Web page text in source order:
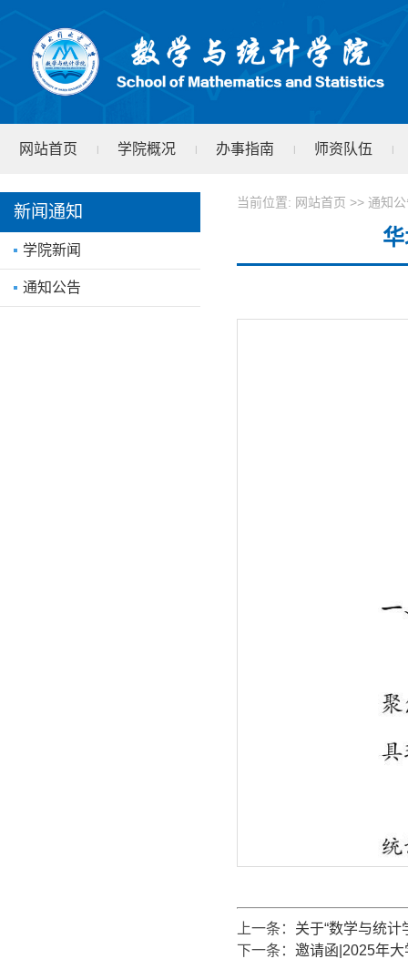
网站首页 | 学院概况 | 办事指南 | 师资队伍 |
学院文件
新闻通知
学院新闻
通知公告
当前位置: 网站首页 >> 通知
上一条： 关于“数学与统
下一条： 邀请函|2025年